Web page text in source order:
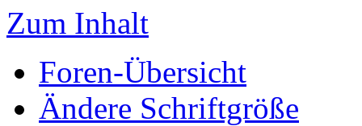
Zum Inhalt
Foren-Übersicht
Ändere Schriftgröße